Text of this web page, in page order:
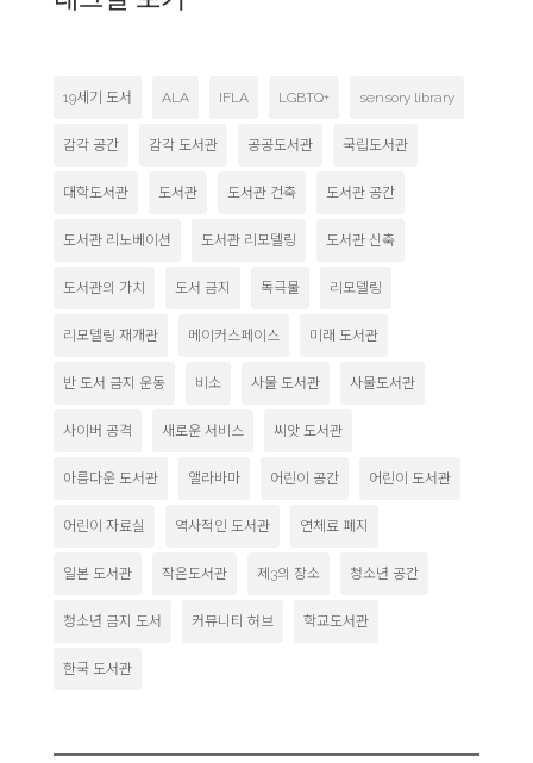
19세기 도서 ALA IFLA LGBTQ+ sensory library
감각 공간 감각 도서관 공공도서관 국립도서관
대학도서관 도서관 도서관 건축 도서관 공간
도서관 리노베이션 도서관 리모델링 도서관 신축
도서관의 가치 도서 금지 독극물 리모델링
리모델링 재개관 메이커스페이스 미래 도서관
반 도서 금지 운동 비소 사물 도서관 사물도서관
사이버 공격 새로운 서비스 씨앗 도서관
아름다운 도서관 앨라바마 어린이 공간 어린이 도서관
어린이 자료실 역사적인 도서관 연체료 폐지
일본 도서관 작은도서관 제3의 장소 청소년 공간
청소년 금지 도서 커뮤니티 허브 학교도서관
한국 도서관